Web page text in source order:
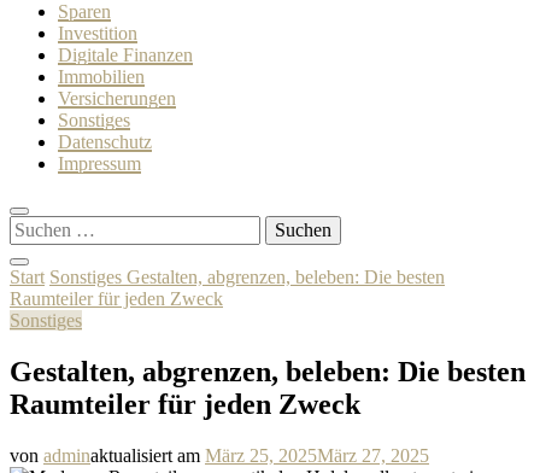
Sparen
Investition
Digitale Finanzen
Immobilien
Versicherungen
Sonstiges
Datenschutz
Impressum
Suchen
nach:
Start Sonstiges Gestalten, abgrenzen, beleben: Die besten
Raumteiler für jeden Zweck
Sonstiges
Gestalten, abgrenzen, beleben: Die besten
Raumteiler für jeden Zweck
von adminaktualisiert am März 25, 2025März 27, 2025